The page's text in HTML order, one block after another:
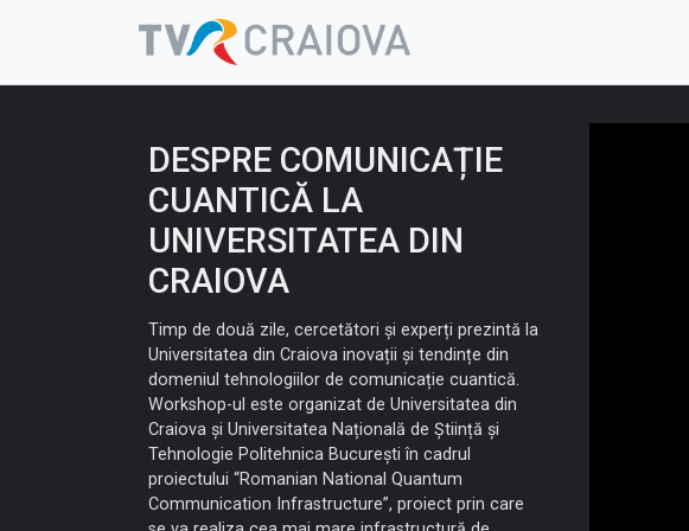
DESPRE COMUNICAȚIE
CUANTICĂ LA
UNIVERSITATEA DIN
CRAIOVA
Timp de două zile, cercetători şi experți prezintă la
Universitatea din Craiova inovații și tendințe din
domeniul tehnologiilor de comunicație cuantică.
Workshop-ul este organizat de Universitatea din
Craiova și Universitatea Națională de Știință și
Tehnologie Politehnica București în cadrul
proiectului “Romanian National Quantum
Communication Infrastructure”, proiect prin care